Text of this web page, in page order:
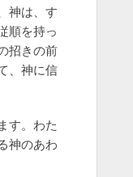
神は、す
順を持っ
招きの前
、神に信
す。わた
神のあわ